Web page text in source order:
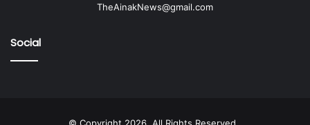
TheAinakNews@gmail.com
Social
© Copyright 2026, All Rights Reserved